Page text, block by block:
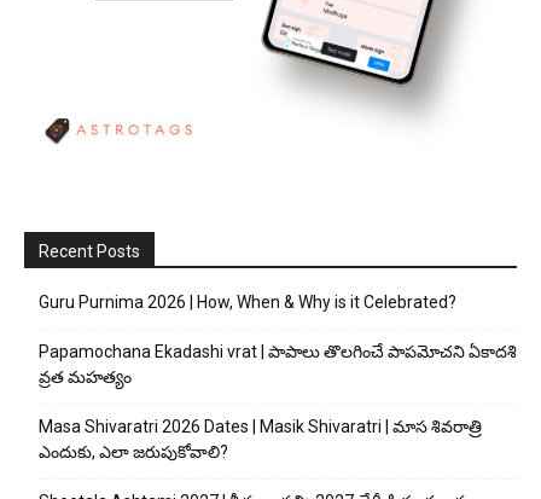
Recent Posts
Guru Purnima 2026 | How, When & Why is it Celebrated?
Papamochana Ekadashi vrat | పాపాలు తొలగించే పాపమోచని ఏకాదశి
వ్రత మహత్యం
Masa Shivaratri 2026 Dates | Masik Shivaratri | మాస శివరాత్రి
ఎందుకు, ఎలా జరుపుకోవాలి?